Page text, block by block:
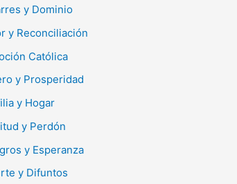
y Dominio
y Reconciliación
Católica
y Prosperidad
y Hogar
y Perdón
y Esperanza
y Difuntos